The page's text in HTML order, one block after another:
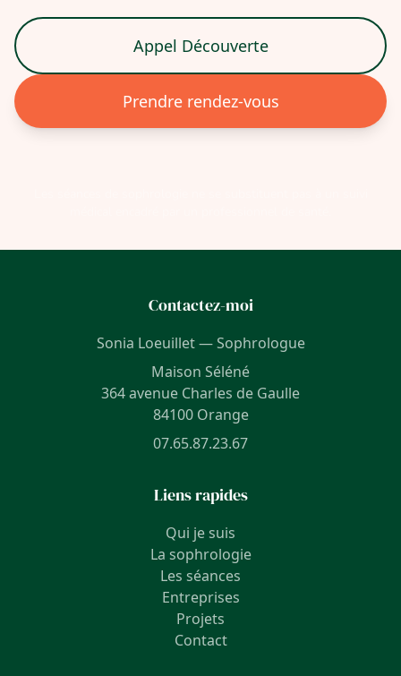
Appel Découverte
Prendre rendez-vous
Contactez-moi
Sonia Loeuillet — Sophrologue
Maison Séléné
364 avenue Charles de Gaulle
84100 Orange
07.65.87.23.67
Liens rapides
Qui je suis
La sophrologie
Les séances
Entreprises
Projets
Contact